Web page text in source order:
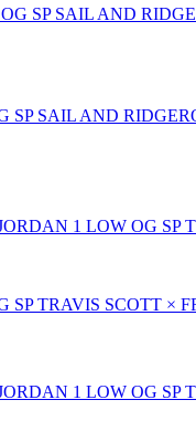
SAIL AND
TRAVIS SCOTT ×